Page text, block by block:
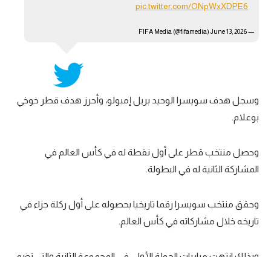
pic.twitter.com/ONpWxXDPE6
— FIFA Media (@fifamedia)
June 13, 2026
وسجل هدف سويسرا الوحيد بريل إمبولو، وأحرز هدف قطر خوخي
بوعلام.
وحصل منتخب قطر على أول نقطة له في كأس العالم في
المشاركة الثانية له في البطولة.
وحقق منتخب سويسرا رقما تاريخيا بحصوله على أول ركلة جزاء في
تاريخه خلال مشاركاته في كأس العالم.